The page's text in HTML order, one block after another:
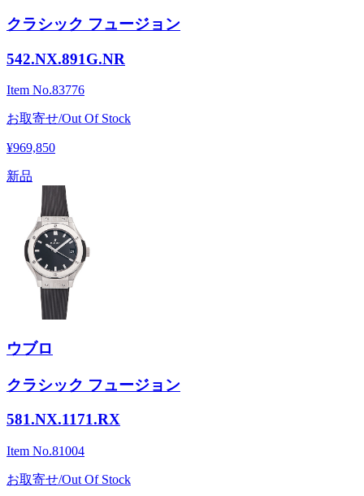
クラシック フュージョン
542.NX.891G.NR
Item No.83776
お取寄せ/Out Of Stock
¥969,850
新品
ウブロ
クラシック フュージョン
581.NX.1171.RX
Item No.81004
お取寄せ/Out Of Stock